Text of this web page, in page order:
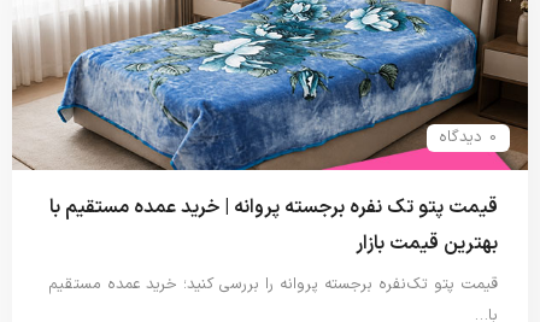
0 دیدگاه
قیمت پتو تک نفره برجسته پروانه | خرید عمده مستقیم با
بهترین قیمت بازار
قیمت پتو تک‌نفره برجسته پروانه را بررسی کنید؛ خرید عمده مستقیم
با…